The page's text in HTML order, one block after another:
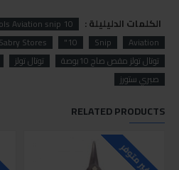
الكلمات الدليليلة : Aviation snip 10"
Aviation
Snip
10"
Sabry Stores
توتال تولز مقص صاج 10بوصة
توتال تولز
صبري ستورز
RELATED PRODUCTS
غير متوفر